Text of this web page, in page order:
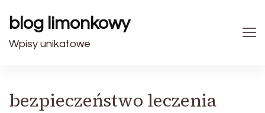
blog limonkowy
Wpisy unikatowe
bezpieczeństwo leczenia